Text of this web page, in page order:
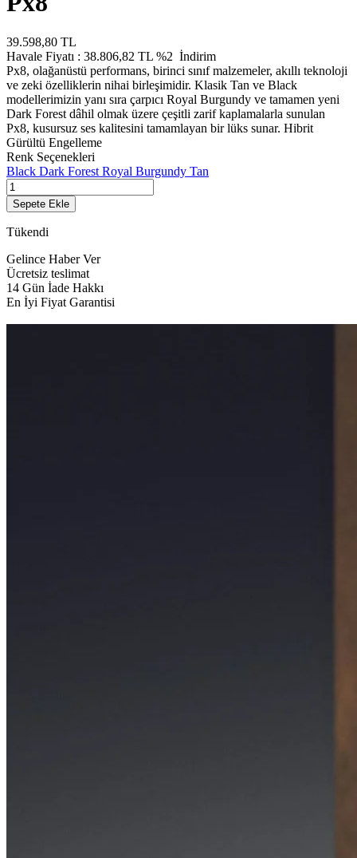
39.598,80 TL
Havale Fiyatı : 38.806,82 TL %2 İndirim
Px8, olağanüstü performans, birinci sınıf malzemeler, akıllı teknoloji
ve zeki özelliklerin nihai birleşimidir. Klasik Tan ve Black
modellerimizin yanı sıra çarpıcı Royal Burgundy ve tamamen yeni
Dark Forest dâhil olmak üzere çeşitli zarif kaplamalarla sunulan
Px8, kusursuz ses kalitesini tamamlayan bir lüks sunar. Hibrit
Gürültü Engelleme
Renk Seçenekleri
Black Dark Forest Royal Burgundy Tan
Sepete Ekle
Tükendi
Gelince Haber Ver
Ücretsiz teslimat
14 Gün İade Hakkı
En İyi Fiyat Garantisi